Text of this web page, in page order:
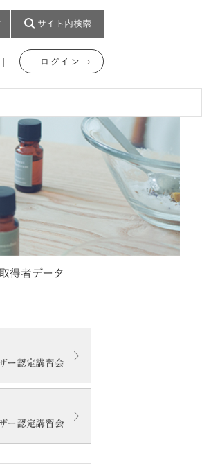
サイト内検索
ログイン
得者データ
ー認定講習会
ー認定講習会